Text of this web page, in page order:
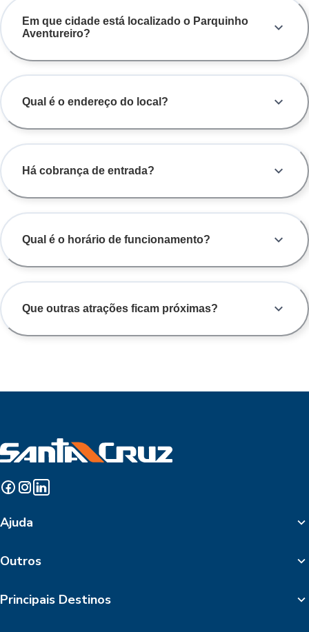
Em que cidade está localizado o Parquinho
Aventureiro?
Qual é o endereço do local?
Há cobrança de entrada?
Qual é o horário de funcionamento?
Que outras atrações ficam próximas?
Ajuda
Outros
Principais Destinos